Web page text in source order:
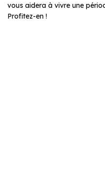
vous aidera à vivre une
Profitez-en !